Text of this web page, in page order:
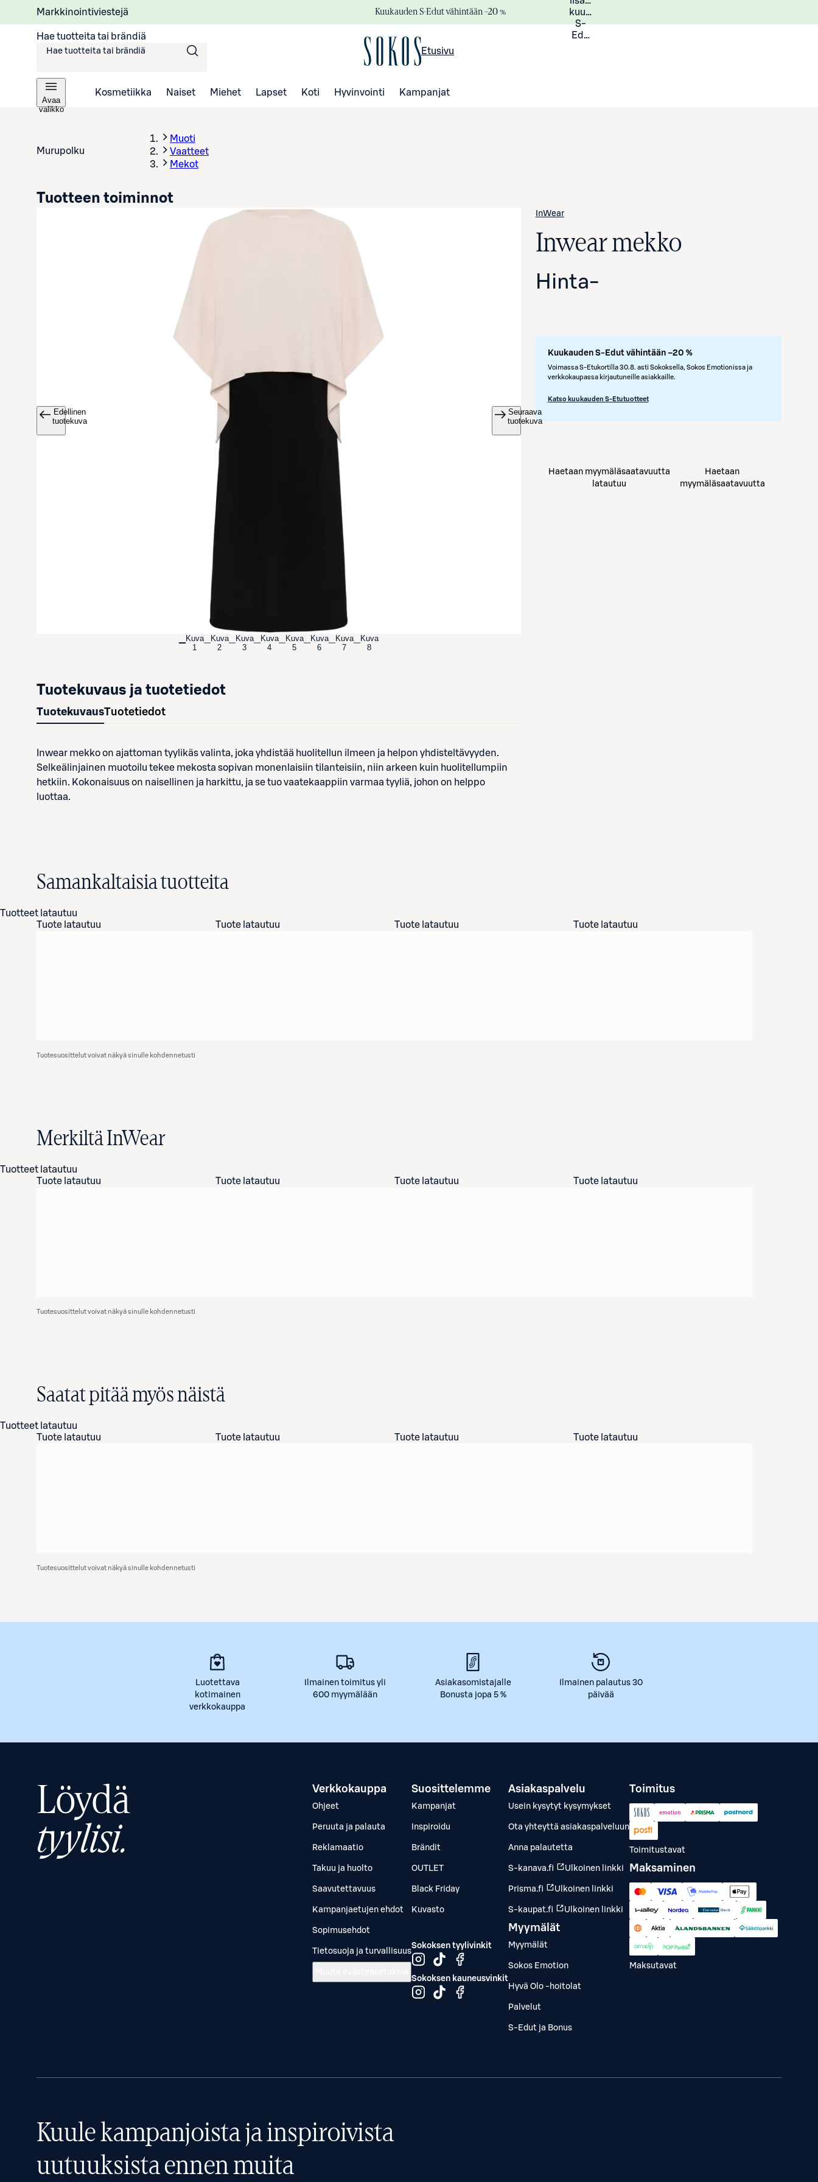
Markkinointiviestejä Kuukauden S-Edut vähintään –20 %
kuukauden
S-
Eduista
Hae tuotteita tai brändiä
Etusivu
Avaa
valikko
Kosmetiikka Naiset Miehet Lapset Koti Hyvinvointi Kampanjat
Murupolku
Muoti
Vaatteet
Mekot
Avaa tuotekuva suurennettuna
Edellinen
tuotekuva
Seuraava
tuotekuva
Kuva
1
Kuva
2
Kuva
3
Kuva
4
Kuva
5
Kuva
6
Kuva
7
Kuva
8
InWear
Inwear mekko
Hinta-
Kuukauden S-Edut vähintään –20 %
Voimassa S-Etukortilla 30.8. asti Sokoksella, Sokos Emotionissa ja
verkkokaupassa kirjautuneille asiakkaille.
Katso kuukauden S-Etutuotteet
Tuotteen toiminnot
Haetaan myymäläsaatavuutta
latautuu
Haetaan
myymäläsaatavuutta
Tuotekuvaus ja tuotetiedot
TuotekuvausTuotetiedot
Inwear mekko on ajattoman tyylikäs valinta, joka yhdistää huolitellun ilmeen ja helpon yhdisteltävyyden.
Selkeälinjainen muotoilu tekee mekosta sopivan monenlaisiin tilanteisiin, niin arkeen kuin huolitellumpiin
hetkiin. Kokonaisuus on naisellinen ja harkittu, ja se tuo vaatekaappiin varmaa tyyliä, johon on helppo
luottaa.
Samankaltaisia tuotteita
Tuotteet latautuu
Tuote latautuu
Tuote latautuu Tuote latautuu Tuote latautuu
Tuotesuosittelut voivat näkyä sinulle kohdennetusti
Merkiltä InWear
Tuotteet latautuu
Tuote latautuu
Tuote latautuu Tuote latautuu Tuote latautuu
Tuotesuosittelut voivat näkyä sinulle kohdennetusti
Saatat pitää myös näistä
Tuotteet latautuu
Tuote latautuu
Tuote latautuu Tuote latautuu Tuote latautuu
Tuotesuosittelut voivat näkyä sinulle kohdennetusti
Luotettava
kotimainen
verkkokauppa
Ilmainen toimitus yli
600 myymälään
Asiakasomistajalle
Bonusta jopa 5 %
Ilmainen palautus 30
päivää
Löydä
tyylisi.
Verkkokauppa
Ohjeet
Peruuta ja palauta
Reklamaatio
Takuu ja huolto
Saavutettavuus
Kampanjaetujen ehdot
Sopimusehdot
Tietosuoja ja turvallisuus
Suosittelemme
Kampanjat
Inspiroidu
Brändit
OUTLET
Black Friday
Kuvasto
Sokoksen tyylivinkit
Sokoksen kauneusvinkit
Asiakaspalvelu
Usein kysytyt kysymykset
Ota yhteyttä asiakaspalveluun
Anna palautetta
S-kanava.fi Ulkoinen linkki
Prisma.fi Ulkoinen linkki
S-kaupat.fi Ulkoinen linkki
Myymälät
Myymälät
Sokos Emotion
Hyvä Olo -hoitolat
Palvelut
S-Edut ja Bonus
Toimitus
Toimitustavat
Maksaminen
Maksutavat
Kuule kampanjoista ja inspiroivista
uutuuksista ennen muita